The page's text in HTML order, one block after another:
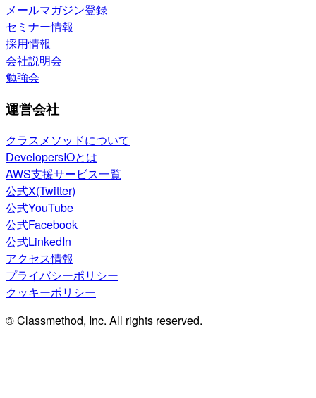
メールマガジン登録
セミナー情報
採用情報
会社説明会
勉強会
運営会社
クラスメソッドについて
DevelopersIOとは
AWS支援サービス一覧
公式X(Twitter)
公式YouTube
公式Facebook
公式LinkedIn
アクセス情報
プライバシーポリシー
クッキーポリシー
© Classmethod, Inc. All rights reserved.